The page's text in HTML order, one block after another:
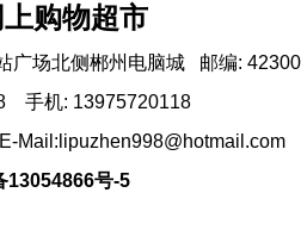
购物超市
广场北侧郴州电脑城 邮编:
手机: 13975720118
13054866号-5